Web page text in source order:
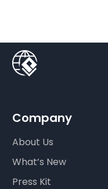
Company
About Us
What’s New
Press Kit